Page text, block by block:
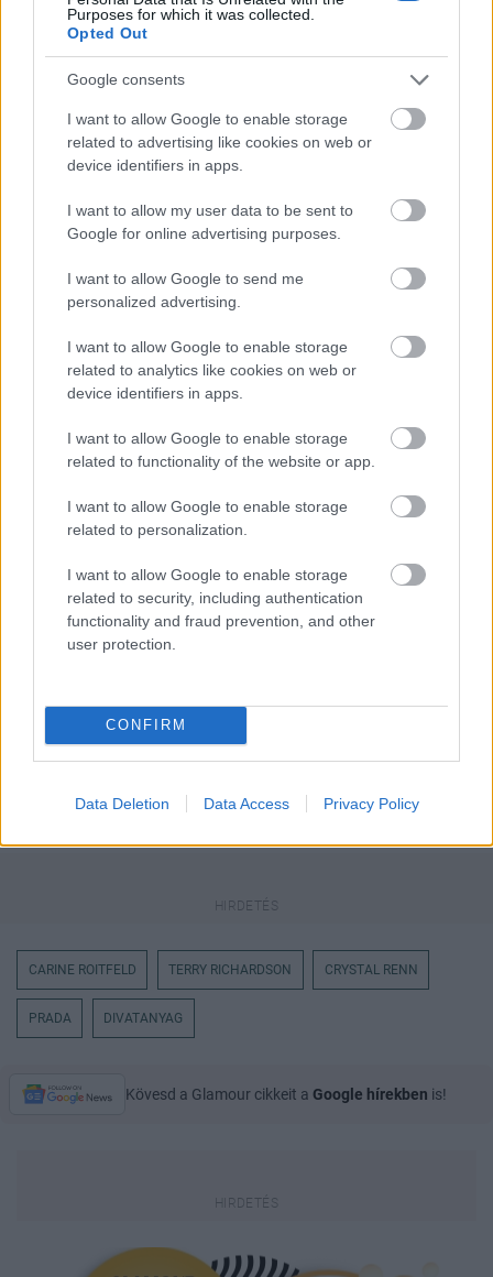
Purposes for which it was collected.
Opted Out
Google consents
I want to allow Google to enable storage
related to advertising like cookies on web or
device identifiers in apps.
I want to allow my user data to be sent to
Google for online advertising purposes.
I want to allow Google to send me
personalized advertising.
I want to allow Google to enable storage
related to analytics like cookies on web or
device identifiers in apps.
I want to allow Google to enable storage
related to functionality of the website or app.
I want to allow Google to enable storage
related to personalization.
I want to allow Google to enable storage
related to security, including authentication
functionality and fraud prevention, and other
user protection.
CONFIRM
Data Deletion Data Access Privacy Policy
Megosztás
Küldés
Itt állíthatod be, hogy a Google
keresőben könnyebben megtaláld a
glamour.hu cikkeit
CARINE ROITFELD TERRY RICHARDSON CRYSTAL RENN
PRADA DIVATANYAG
Kövesd a Glamour cikkeit a Google hírekben is!